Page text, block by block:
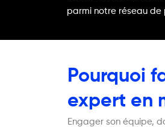
parmi notre réseau de
Pourquoi
expert en
Engager son équipe,